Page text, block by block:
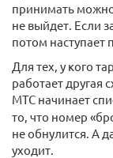
принимать
не выйдет. Если
потом наступает
Для тех, у кого
работает другая
МТС начинает
то, что номер
не обнулится. А
уходит.